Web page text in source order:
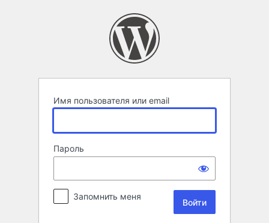
Имя пользователя или email
Пароль
Запомнить меня